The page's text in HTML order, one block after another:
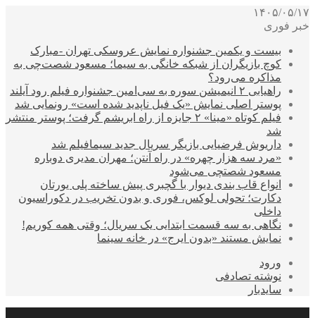
۱۴۰۵/۰۵/۱۷
خبر فوری
بیست و یکمین جشنواره نمایش عروسکی تهران -مبارک
کوچ بازیگران از شبکه خانگی به سیما؛ مسعود شصت‌چی به
مذاکره می‌رود؟
راهیابی ۲ انیمیشن سوره به سی‌امین جشنواره فیلم رود آیلند
پوستر اصلی نمایش «یک فیل ناپدید شده است» رونمایی شد
فیلم کوتاه «مینا» ۲ جایزه از راه ابریشم گرفت؛ پوستر منتشر
شد
داریوش فرضیایی بازیگر سریال جدید سیمافیلم شد
«مرد سه هزار چهره» در راه آنتن؛ مهران مدیری دوباره
مسعود شصتچی می‌شود
انواع قاب بندی دیوار با گچبری پیش ساخته پلی یورتان
دکارت؛ تحولی لوکس، فوری و بدون تخریب در دکوراسیون
داخلی
نگاهی به سه قسمت ابتدایی یک سریال؛ وقتی همه کوریم!
نمایش مستند «بدون ایرج» در خانه سینما
ورود
نوشته تصادفی
سایدبار